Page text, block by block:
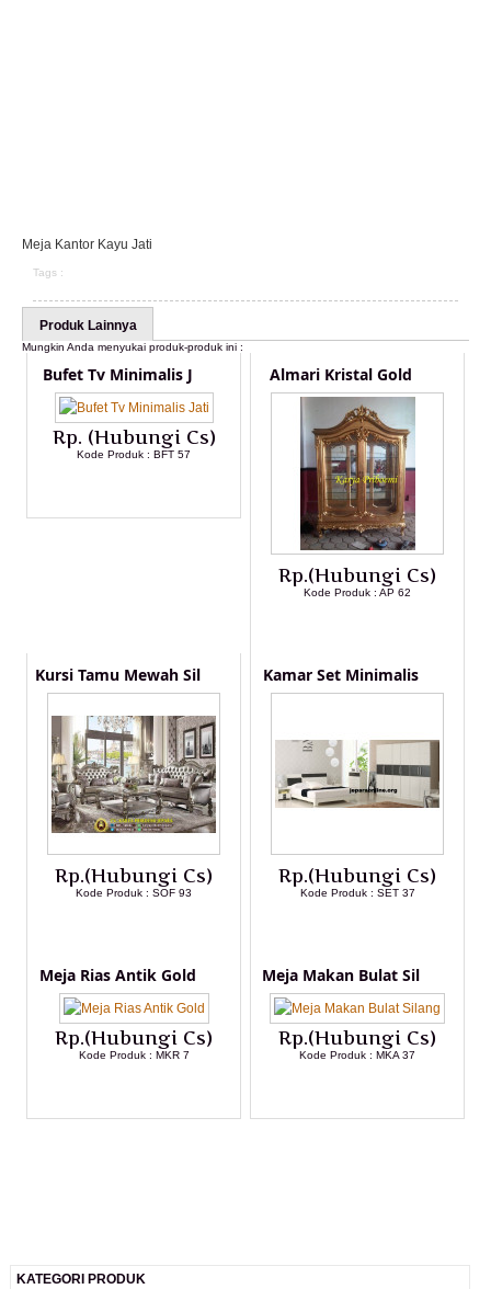
Meja Kantor Kayu Jati
Tags :
Produk Lainnya
Mungkin Anda menyukai produk-produk ini :
Bufet Tv Minimalis J
Rp. (Hubungi Cs)
Kode Produk : BFT 57
Almari Kristal Gold
Rp.(Hubungi Cs)
Kode Produk : AP 62
Kursi Tamu Mewah Sil
Rp.(Hubungi Cs)
Kode Produk : SOF 93
Kamar Set Minimalis
Rp.(Hubungi Cs)
Kode Produk : SET 37
Meja Rias Antik Gold
Rp.(Hubungi Cs)
Kode Produk : MKR 7
Meja Makan Bulat Sil
Rp.(Hubungi Cs)
Kode Produk : MKA 37
KATEGORI PRODUK